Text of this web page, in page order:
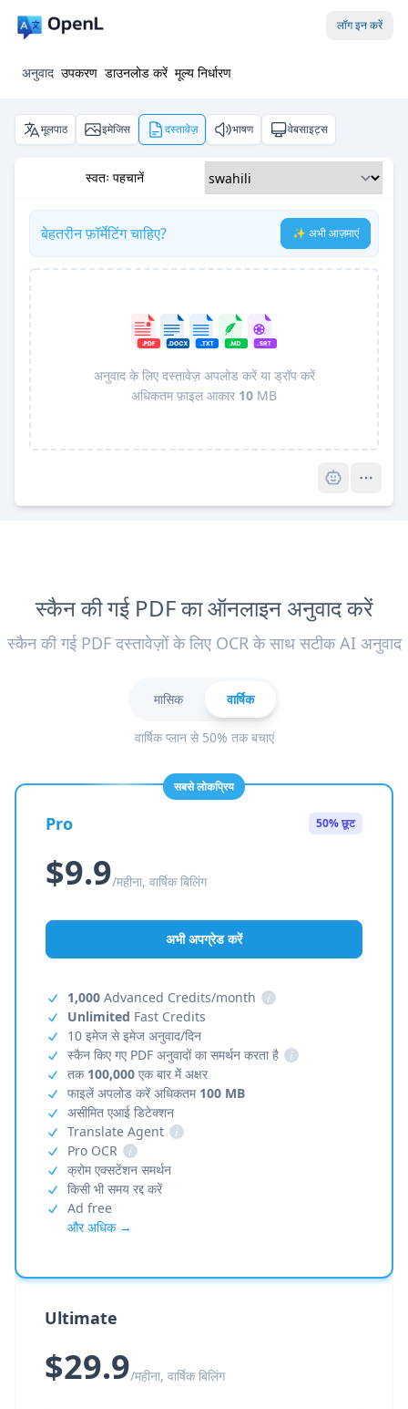
लॉग इन करें
अनुवाद उपकरण डाउनलोड करें मूल्य निर्धारण
मूलपाठ इमेजिस दस्तावेज़ भाषण वेबसाइट्स
स्वतः पहचानें
बेहतरीन फ़ॉर्मेटिंग चाहिए? ✨ अभी आज़माएं
अनुवाद के लिए दस्तावेज़ अपलोड करें या ड्रॉप करें
अधिकतम फ़ाइल आकार 10 MB
स्कैन की गई PDF का ऑनलाइन अनुवाद करें
स्कैन की गई PDF दस्तावेज़ों के लिए OCR के साथ सटीक AI अनुवाद
मासिक वार्षिक
वार्षिक प्लान से 50% तक बचाएं
सबसे लोकप्रिय
Pro 50% छूट
$9.9/महीना, वार्षिक बिलिंग
अभी अपग्रेड करें
1,000 Advanced Credits/month
i
Unlimited Fast Credits
10 इमेज से इमेज अनुवाद/दिन
स्कैन किए गए PDF अनुवादों का समर्थन करता है
i
तक 100,000 एक बार में अक्षर
फाइलें अपलोड करें अधिकतम 100 MB
असीमित एआई डिटेक्शन
Translate Agent
i
Pro OCR
i
क्रोम एक्सटेंशन समर्थन
किसी भी समय रद्द करें
Ad free
और अधिक →
Ultimate
$29.9/महीना, वार्षिक बिलिंग